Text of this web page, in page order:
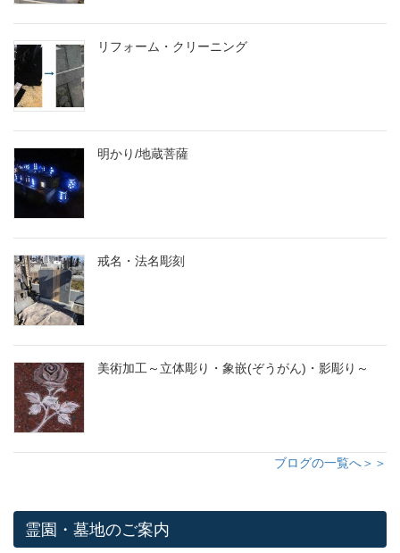
リフォーム・クリーニング
明かり/地蔵菩薩
戒名・法名彫刻
美術加工～立体彫り・象嵌(ぞうがん)・影彫り～
ブログの一覧へ＞＞
霊園・墓地のご案内